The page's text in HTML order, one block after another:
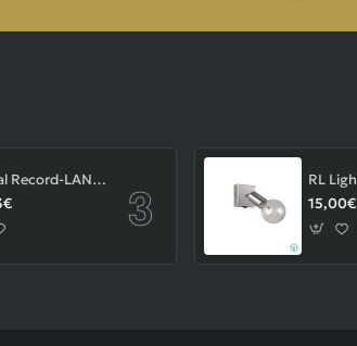
Cristal Record-LAN Φωτιστικού οροφής Ε14 ΚΩΔ.-43-103-14-000
15,00€